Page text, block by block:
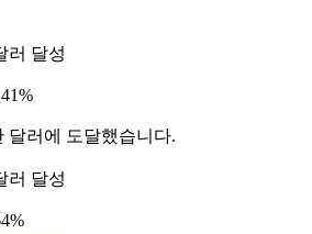
러 달성
달러에 도달했습니다.
러 달성